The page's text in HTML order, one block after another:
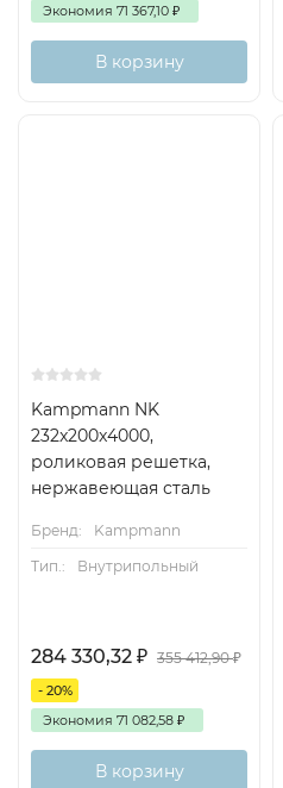
Экономия 71 367,10 ₽
В корзину
Kampmann NK
232x200x4000,
роликовая решетка,
нержавеющая сталь
Бренд:
Kampmann
Тип.:
Внутрипольный
284 330,32 ₽ 355 412,90₽
- 20%
Экономия 71 082,58 ₽
В корзину